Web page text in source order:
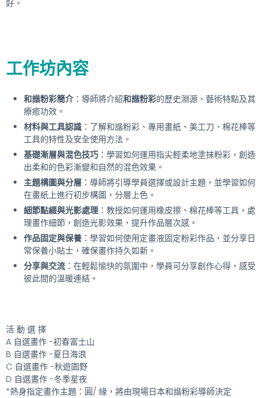
好。
工作坊內容
和諧粉彩簡介：導師將介紹和諧粉彩的歷史淵源、藝術特點及其
療癒功效。
材料與工具認識 ：了解和諧粉彩、專用畫紙、美工刀、棉花棒等
工具的特性及安全使用方法。
基礎漸層與混色技巧 ：學習如何運用指尖輕柔地塗抹粉彩，創造
出柔和的色彩漸變和自然的混色效果。
主題構圖與分層 ：導師將引導學員選擇或設計主題，並學習如何
在畫紙上進行初步構圖，分層上色。
細節點綴與光影處理 ：教授如何運用橡皮擦、棉花棒等工具，處
理畫作細節，創造光影效果，提升作品層次感。
作品固定與保養 ：學習如何使用定畫液固定粉彩作品，並分享日
常保養小貼士，確保畫作持久如新。
分享與交流 ：在輕鬆愉快的氛圍中，學員可分享創作心得，感受
彼此間的溫暖連結。
活 動 選 擇
A 自選畫作 -初春富士山
B 自選畫作 -夏日海浪
C 自選畫作 -秋遊園野
D 自選畫作 -冬季星夜
*熱身指定畫作主題：圓/ 緣，將由現場日本和諧粉彩導師決定